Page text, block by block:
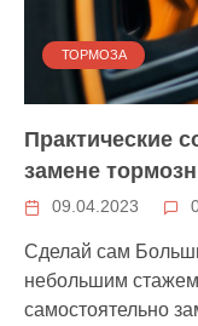
ТОРМОЗА
Практические
замене
09.04.2023
Сделай сам
небольшим
самостоятельно